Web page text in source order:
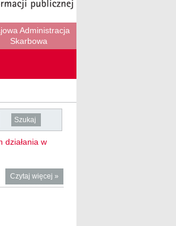
Administracja
Skarbowa
działania w
Czytaj więcej o
Samorząd
»